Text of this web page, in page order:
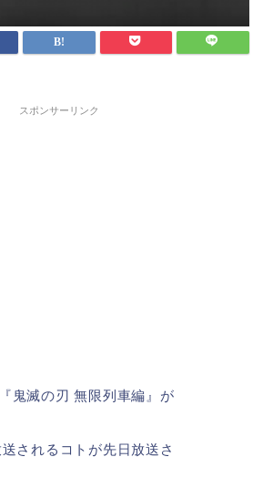
スポンサーリンク
鬼滅の刃 無限列車編』が
されるコトが先日放送さ